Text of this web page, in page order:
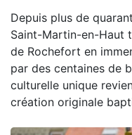
Depuis plus de
Saint-Martin-en-Haut
de Rochefort en
par des centaines de
culturelle unique
création originale